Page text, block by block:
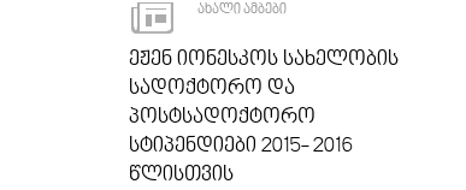
ᲐᲮᲐᲚᲘ ᲐᲛᲑᲔᲑᲘ
ᲔᲟᲔᲜ ᲘᲝᲜᲔᲡᲙᲝᲡ ᲡᲐᲮᲔᲚᲝᲑᲘᲡ
ᲡᲐᲓᲝᲥᲢᲝᲠᲝ ᲓᲐ
ᲞᲝᲡᲢᲡᲐᲓᲝᲥᲢᲝᲠᲝ
ᲡᲢᲘᲞᲔᲜᲓᲘᲔᲑᲘ 2015- 2016
ᲬᲚᲘᲡᲗᲕᲘᲡ